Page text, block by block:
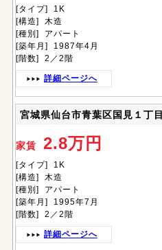
[タイプ] 1K
[構造] 木造
[種別] アパート
[築年月] 1987年4月
[階数] 2／2階
詳細ページへ
宮城県仙台市青葉区国見１丁目
家賃 2.8万円
[タイプ] 1K
[構造] 木造
[種別] アパート
[築年月] 1995年7月
[階数] 2／2階
詳細ページへ